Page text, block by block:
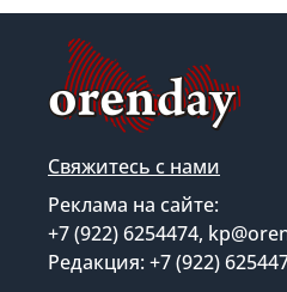
Свяжитесь с нами
Реклама на сайте:
+7 (922) 6254474,
Редакция: +7 (922)